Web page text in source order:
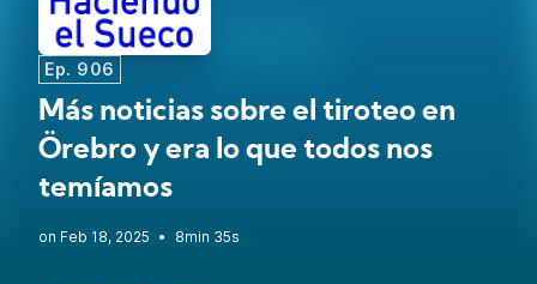
Ep. 906
Más noticias sobre el tiroteo en
Örebro y era lo que todos nos
temíamos
• 8min 35s